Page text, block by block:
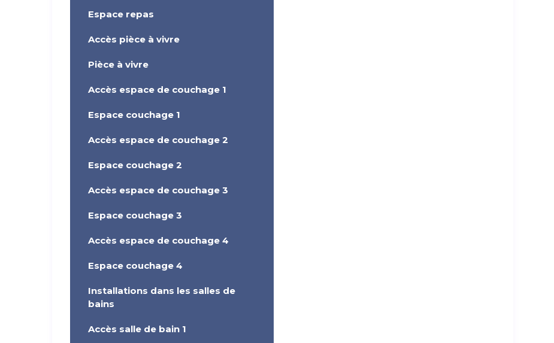
Espace repas
Accès pièce à vivre
Pièce à vivre
Accès espace de couchage 1
Espace couchage 1
Accès espace de couchage 2
Espace couchage 2
Accès espace de couchage 3
Espace couchage 3
Accès espace de couchage 4
Espace couchage 4
Installations dans les salles de
bains
Accès salle de bain 1